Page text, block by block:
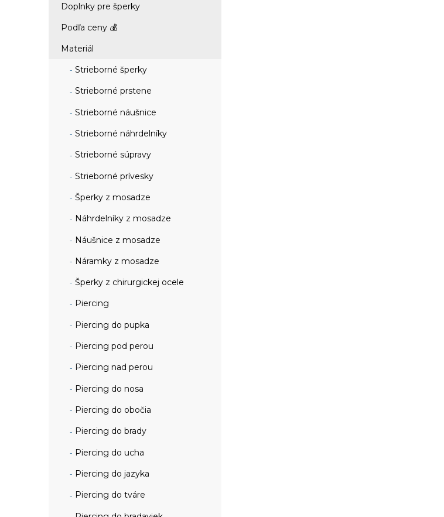
Doplnky pre šperky
Podľa ceny 💰
Materiál
Strieborné šperky
Strieborné prstene
Strieborné náušnice
Strieborné náhrdelníky
Strieborné súpravy
Strieborné prívesky
Šperky z mosadze
Náhrdelníky z mosadze
Náušnice z mosadze
Náramky z mosadze
Šperky z chirurgickej ocele
Piercing
Piercing do pupka
Piercing pod perou
Piercing nad perou
Piercing do nosa
Piercing do obočia
Piercing do brady
Piercing do ucha
Piercing do jazyka
Piercing do tváre